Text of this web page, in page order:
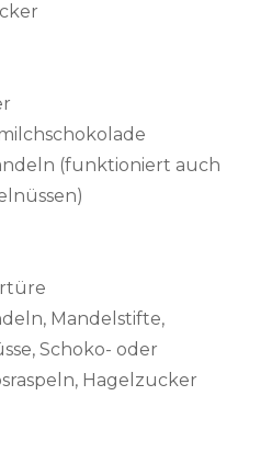
(funktioniert auch
Mandelstifte,
Schoko- oder
Hagelzucker